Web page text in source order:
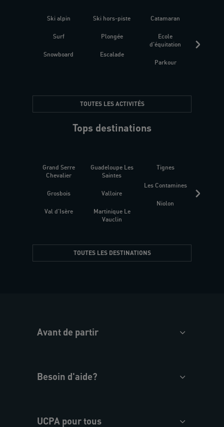
Ski alpin
Surf
Snowboard
Ski hors-piste
Plongée
Escalade
Catamaran
Ecole
d'équitation
Parkour
TOUTES LES ACTIVITÉS
Tops destinations
Grand Serre
Chevalier
Grosbois
Val d'Isère
Guadeloupe Les
Saintes
Valloire
Martinique Le
Vauclin
Tignes
Les Contamines
Niolon
TOUTES LES DESTINATIONS
Avant de partir
Besoin d'aide?
UCPA pour tous